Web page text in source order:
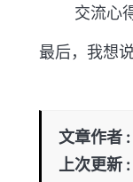
交流心
最后，我想
文章作者
上次更新